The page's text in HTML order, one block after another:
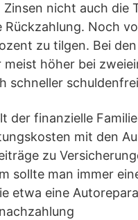
nicht auch die
Noch
zu tilgen. Bei
höher bei
schneller
der finanzielle
mit den
zu
sollte man immer
etwa eine